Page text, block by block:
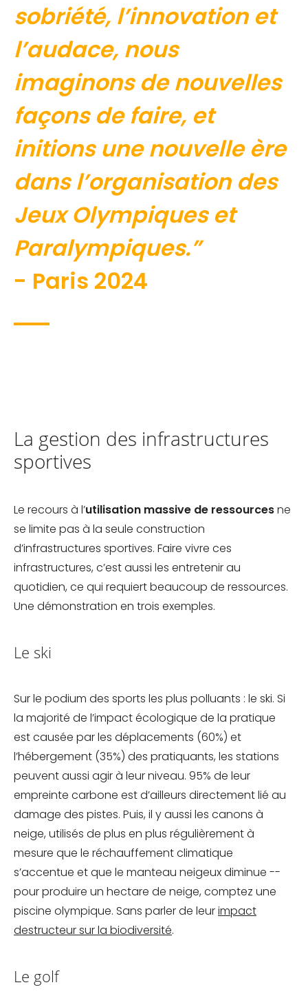
sobriété, l’innovation et
l’audace, nous
imaginons de nouvelles
façons de faire, et
initions une nouvelle ère
dans l’organisation des
Jeux Olympiques et
Paralympiques.”
- Paris 2024
La gestion des infrastructures
sportives
Le recours à l’utilisation massive de ressourcesne
se limite pas à la seule construction
d’infrastructures sportives. Faire vivre ces
infrastructures, c’est aussi les entretenir au
quotidien, ce qui requiert beaucoup de ressources.
Une démonstration en trois exemples.
Le ski
Sur le podium des sports les plus polluants : le ski. Si
la majorité de l’impact écologique de la pratique
est causée par les déplacements (60%) et
l’hébergement (35%) des pratiquants, les stations
peuvent aussi agir à leur niveau. 95% de leur
empreinte carbone est d’ailleurs directement lié au
damage des pistes. Puis, il y aussi les canons à
neige, utilisés de plus en plus régulièrement à
mesure que le réchauffement climatique
s’accentue et que le manteau neigeux diminue --
pour produire un hectare de neige, comptez une
piscine olympique. Sans parler de leurimpact
destructeur sur la biodiversité.
Le golf